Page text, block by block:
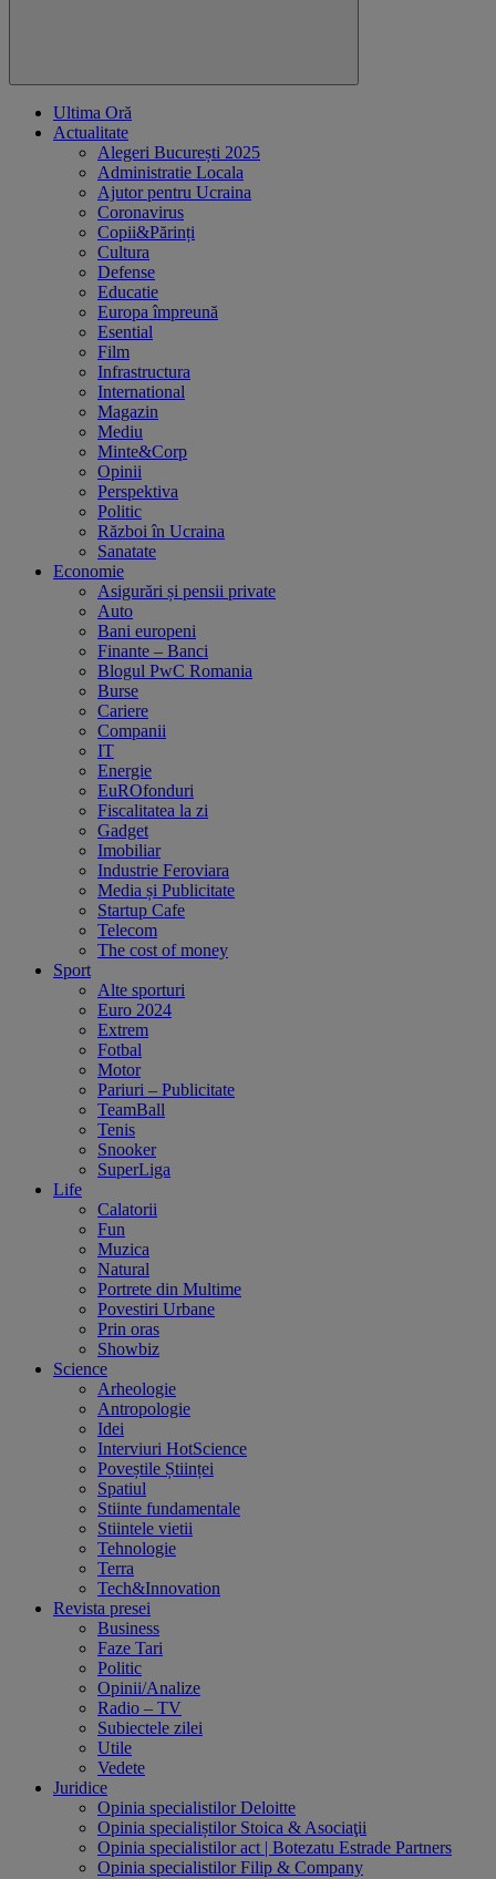
Ultima Oră
Actualitate
Alegeri București 2025
Administratie Locala
Ajutor pentru Ucraina
Coronavirus
Copii&Părinți
Cultura
Defense
Educatie
Europa împreună
Esential
Film
Infrastructura
International
Magazin
Mediu
Minte&Corp
Opinii
Perspektiva
Politic
Război în Ucraina
Sanatate
Economie
Asigurări și pensii private
Auto
Bani europeni
Finante – Banci
Blogul PwC Romania
Burse
Cariere
Companii
IT
Energie
EuROfonduri
Fiscalitatea la zi
Gadget
Imobiliar
Industrie Feroviara
Media și Publicitate
Startup Cafe
Telecom
The cost of money
Sport
Alte sporturi
Euro 2024
Extrem
Fotbal
Motor
Pariuri – Publicitate
TeamBall
Tenis
Snooker
SuperLiga
Life
Calatorii
Fun
Muzica
Natural
Portrete din Multime
Povestiri Urbane
Prin oras
Showbiz
Science
Arheologie
Antropologie
Idei
Interviuri HotScience
Poveștile Științei
Spatiul
Stiinte fundamentale
Stiintele vietii
Tehnologie
Terra
Tech&Innovation
Revista presei
Business
Faze Tari
Politic
Opinii/Analize
Radio – TV
Subiectele zilei
Utile
Vedete
Juridice
Opinia specialistilor Deloitte
Opinia specialiștilor Stoica & Asociaţii
Opinia specialistilor act | Botezatu Estrade Partners
Opinia specialistilor Filip & Company